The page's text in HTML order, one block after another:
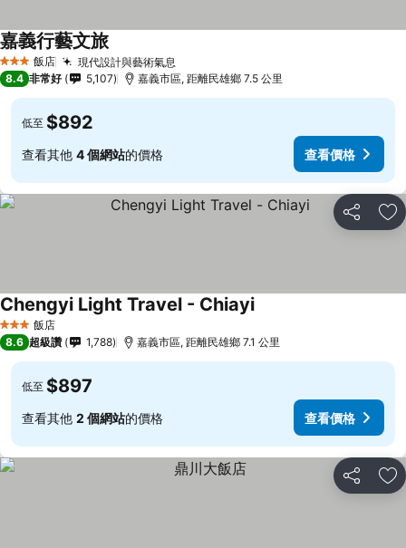
3 星級 飯店 現代設計與藝術氣息
嘉義行藝文旅
8.4 非常好 5,107 嘉義市區, 距離民雄鄉 7.5 公里
低至 $892
查看其他 4 個網站的價格 查看價格
分享 加
3 星級 飯店
Chengyi Light Travel - Chiayi
8.6 超級讚 1,788 嘉義市區, 距離民雄鄉 7.1 公里
低至 $897
查看其他 2 個網站的價格 查看價格
分享 加